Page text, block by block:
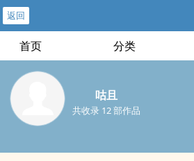
返回
首页 分类
咕且
共收录 12 部作品